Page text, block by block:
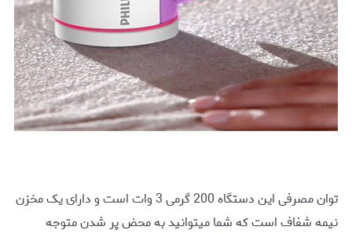
توان مصرفی این دستگاه 200 گرمی 3 وات است و دارای یک مخزن
نیمه شفاف است که شما میتوانید به محض پر شدن متوجه